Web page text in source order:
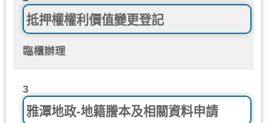
抵押權權利價值變更登記
臨櫃辦理
3
雅潭地政-地籍謄本及相關資料申請